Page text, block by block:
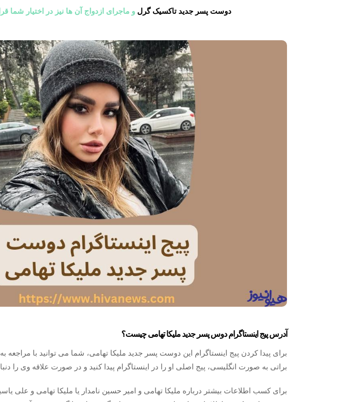
دوست پسر جدید تاکسیک گرل و ماجرای ازدواج آن ها نیز در اختیار شما
آدرس پیج اینستاگرام دوس پسر جدید ملیکا تهامی چیست؟
برای پیدا کردن پیج اینستاگرام این دوست پسر جدید ملیکا تهامی، شما می توانید با مراجعه
براتی به صورت انگلیسی، پیج اصلی او را در اینستاگرام پیدا کنید و در صورت علاقه وی را
برای کسب اطلاعات بیشتر درباره ملیکا تهامی و امیر حسین نامدار یا ملیکا تهامی و علی